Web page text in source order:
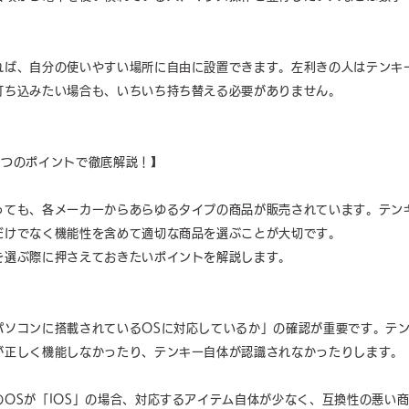
、自分の使いやすい場所に自由に設置できます。左利きの人はテン
込みたい場合も、いちいち持ち替える必要がありません。
のポイントで徹底解説！】
も、各メーカーからあらゆるタイプの商品が販売されています。テ
でなく機能性を含めて適切な商品を選ぶことが大切です。
ぶ際に押さえておきたいポイントを解説します。
コンに搭載されているOSに対応しているか」の確認が重要です。テ
しく機能しなかったり、テンキー自体が認識されなかったりします。
が「IOS」の場合、対応するアイテム自体が少なく、互換性の悪い